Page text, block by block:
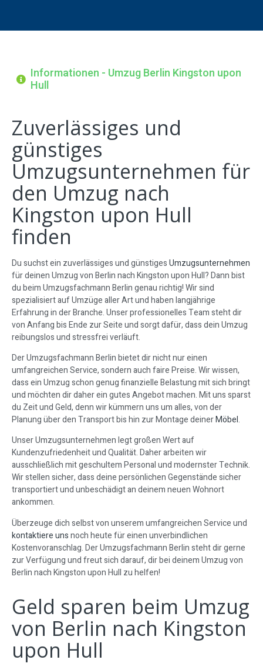
Informationen - Umzug Berlin Kingston upon
Hull
Zuverlässiges und
günstiges
Umzugsunternehmen für
den Umzug nach
Kingston upon Hull
finden
Du suchst ein zuverlässiges und günstigesUmzugsunternehmen
für deinen Umzug von Berlin nach Kingston upon Hull? Dann bist
du beim Umzugsfachmann Berlin genau richtig! Wir sind
spezialisiert auf Umzüge aller Art und haben langjährige
Erfahrung in der Branche. Unser professionelles Team steht dir
von Anfang bis Ende zur Seite und sorgt dafür, dass dein Umzug
reibungslos und stressfrei verläuft.
Der Umzugsfachmann Berlin bietet dir nicht nur einen
umfangreichen Service, sondern auch faire Preise. Wir wissen,
dass ein Umzug schon genug finanzielle Belastung mit sich bringt
und möchten dir daher ein gutes Angebot machen. Mit uns sparst
du Zeit und Geld, denn wir kümmern uns um alles, von der
Planung über den Transport bis hin zur Montage deinerMöbel.
Unser Umzugsunternehmen legt großen Wert auf
Kundenzufriedenheit und Qualität. Daher arbeiten wir
ausschließlich mit geschultem Personal und modernster Technik.
Wir stellen sicher, dass deine persönlichen Gegenstände sicher
transportiert und unbeschädigt an deinem neuen Wohnort
ankommen.
Überzeuge dich selbst von unserem umfangreichen Service und
kontaktiere unsnoch heute für einen unverbindlichen
Kostenvoranschlag. Der Umzugsfachmann Berlin steht dir gerne
zur Verfügung und freut sich darauf, dir bei deinem Umzug von
Berlin nach Kingston upon Hull zu helfen!
Geld sparen beim Umzug
von Berlin nach Kingston
upon Hull